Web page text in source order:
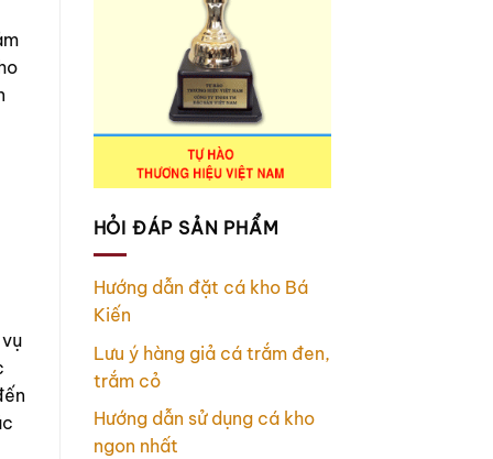
HỎI ĐÁP SẢN PHẨM
Hướng dẫn đặt cá kho Bá
Kiến
Lưu ý hàng giả cá trắm đen,
trắm cỏ
Hướng dẫn sử dụng cá kho
ngon nhất